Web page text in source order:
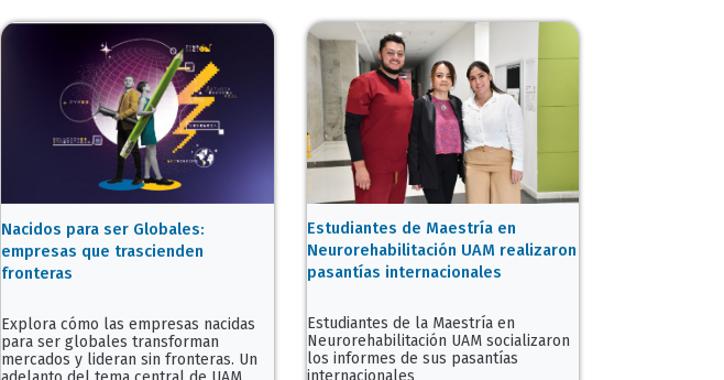
Nacidos para ser Globales:
empresas que trascienden
fronteras
Explora cómo las empresas nacidas
para ser globales transforman
mercados y lideran sin fronteras. Un
Estudiantes de Maestría en
Neurorehabilitación UAM realizaron
pasantías internacionales
Estudiantes de la Maestría en
Neurorehabilitación UAM socializaron
los informes de sus pasantías